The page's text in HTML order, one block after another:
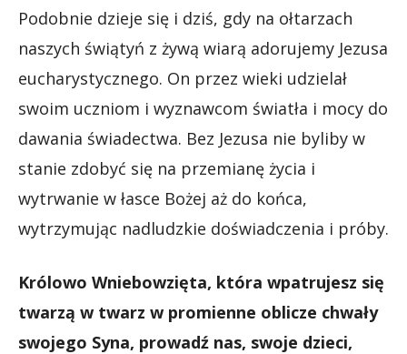
Podobnie dzieje się i dziś, gdy na ołtarzach
naszych świątyń z żywą wiarą adorujemy Jezusa
eucharystycznego. On przez wieki udzielał
swoim uczniom i wyznawcom światła i mocy do
dawania świadectwa. Bez Jezusa nie byliby w
stanie zdobyć się na przemianę życia i
wytrwanie w łasce Bożej aż do końca,
wytrzymując nadludzkie doświadczenia i próby.
Królowo Wniebowzięta, która wpatrujesz się
twarzą w twarz w promienne oblicze chwały
swojego Syna, prowadź nas, swoje dzieci,